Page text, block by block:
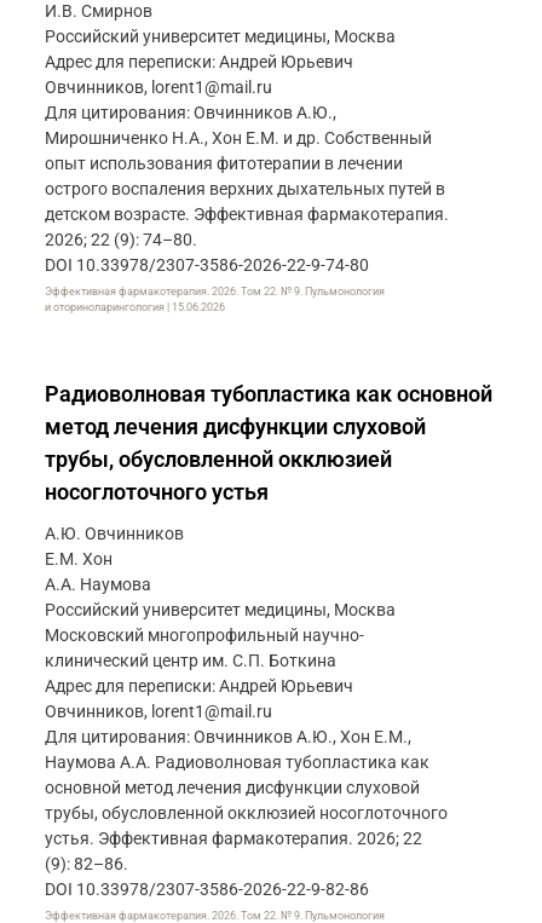
И.В. Смирнов
Российский университет медицины, Москва
Адрес для переписки: Андрей Юрьевич
Овчинников, lorent1@mail.ru
Для цитирования: Овчинников А.Ю.,
Мирошниченко Н.А., Хон Е.М. и др. Собственный
опыт использования фитотерапии в лечении
острого воспаления верхних дыхательных путей в
детском возрасте. Эффективная фармакотерапия.
2026; 22 (9): 74–80.
DOI 10.33978/2307-3586-2026-22-9-74-80
Эффективная фармакотерапия. 2026. Том 22. № 9. Пульмонология
и оториноларингология | 15.06.2026
Радиоволновая тубопластика как основной
метод лечения дисфункции слуховой
трубы, обусловленной окклюзией
носоглоточного устья
А.Ю. Овчинников
Е.М. Хон
А.А. Наумова
Российский университет медицины, Москва
Московский многопрофильный научно-
клинический центр им. С.П. Боткина
Адрес для переписки: Андрей Юрьевич
Овчинников, lorent1@mail.ru
Для цитирования: Овчинников А.Ю., Хон Е.М.,
Наумова А.А. Радиоволновая тубопластика как
основной метод лечения дисфункции слуховой
трубы, обусловленной окклюзией носоглоточного
устья. Эффективная фармакотерапия. 2026; 22
(9): 82–86.
DOI 10.33978/2307-3586-2026-22-9-82-86
Эффективная фармакотерапия. 2026. Том 22. № 9. Пульмонология